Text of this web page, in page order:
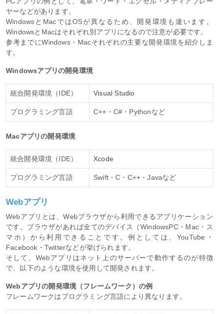
ヤーなどがあります。
WindowsとMacではOSが異なるため、開発環境も違います。
WindowsとMacはそれぞれ別アプリになるので注意が必要です。
参考までにWindows・Macそれぞれの主要な開発環境を紹介しま
す。
Windowsアプリの開発環境
統合開発環境（IDE） Visual Studio
プログラミング言語 C++・C#・Pythonなど
Macアプリの開発環境
統合開発環境（IDE） Xcode
プログラミング言語 Swift・C・C++・Javaなど
Webアプリ
Webアプリとは、Webブラウザから利用できるアプリケーション
です。ブラウザがあれば全てのデバイス（WindowsPC・Mac・ス
マホ）から利用できることです。例としては、YouTube・
Facebook・Twitterなどが挙げられます。
そして、Webアプリはネット上のサーバーで動作するのが特徴
で、以下のような環境を使用して開発されます。
Webアプリの開発環境（フレームワーク）の例
フレームワークはプログラミング言語により異なります。